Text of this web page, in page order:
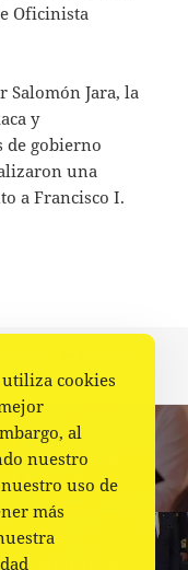
Oficinista
Salomón Jara, la
y
de gobierno
una
a Francisco I.
de grupos
Papaloapan
Armadas
cookies
al
nuestro
uso de
más